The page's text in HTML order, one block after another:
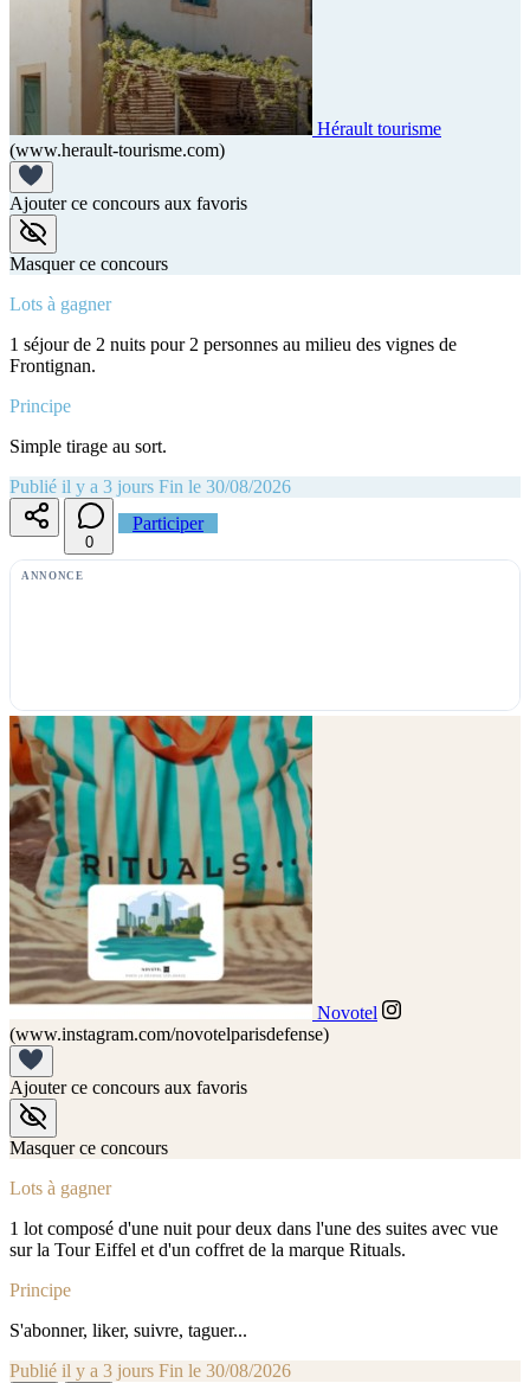
Hérault tourisme
(www.herault-tourisme.com)
Ajouter ce concours aux favoris
Masquer ce concours
Lots à gagner
1 séjour de 2 nuits pour 2 personnes au milieu des vignes de
Frontignan.
Principe
Simple tirage au sort.
Publié il y a 3 jours Fin le 30/08/2026
0
Participer
ANNONCE
Novotel
(www.instagram.com/novotelparisdefense)
Ajouter ce concours aux favoris
Masquer ce concours
Lots à gagner
1 lot composé d'une nuit pour deux dans l'une des suites avec vue
sur la Tour Eiffel et d'un coffret de la marque Rituals.
Principe
S'abonner, liker, suivre, taguer...
Publié il y a 3 jours Fin le 30/08/2026